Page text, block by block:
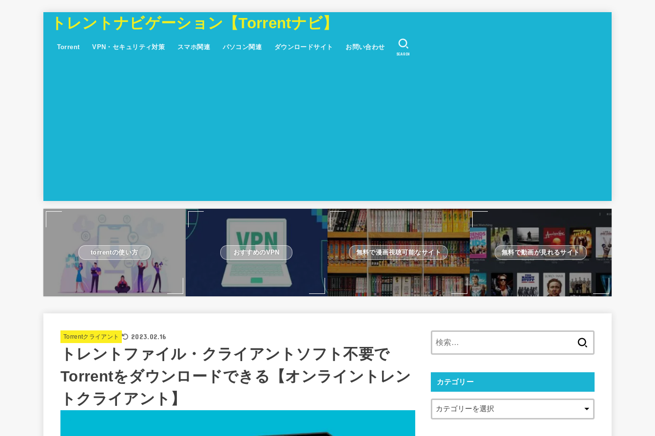
トレントナビゲーション【Torrentナビ】
Torrent VPN・セキュリティ対策 スマホ関連 パソコン関連 ダウンロードサイト お問い合わせ
SEARCH
torrentの使い方 おすすめのVPN 無料で漫画視聴可能なサイト 無料で動画が見れるサイト
Torrentクライアント 2023.02.16
トレントファイル・クライアントソフト不要で
Torrentをダウンロードできる【オンライントレン
トクライアント】
カテゴリー